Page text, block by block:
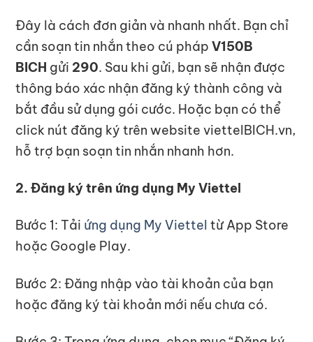
Đây là cách đơn giản và nhanh nhất. Bạn chỉ
cần soạn tin nhắn theo cú phápV150B
BICH gửi 290. Sau khi gửi, bạn sẽ nhận được
thông báo xác nhận đăng ký thành công và
bắt đầu sử dụng gói cước. Hoặc bạn có thể
click nút đăng ký trên website viettelBICH.vn,
hỗ trợ bạn soạn tin nhắn nhanh hơn.
2. Đăng ký trên ứng dụng My Viettel
Bước 1: Tải ứng dụng My Viettel từ App Store
hoặc Google Play.
Bước 2: Đăng nhập vào tài khoản của bạn
hoặc đăng ký tài khoản mới nếu chưa có.